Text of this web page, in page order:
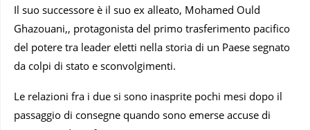
Il suo successore è il suo ex alleato, Mohamed Ould
Ghazouani,, protagonista del primo trasferimento pacifico
del potere tra leader eletti nella storia di un Paese segnato
da colpi di stato e sconvolgimenti.
Le relazioni fra i due si sono inasprite pochi mesi dopo il
passaggio di consegne quando sono emerse accuse di